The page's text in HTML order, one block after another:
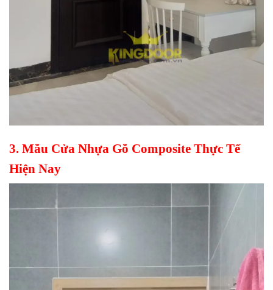
3. Mẫu Cửa Nhựa Gỗ Composite Thực Tế
Hiện Nay